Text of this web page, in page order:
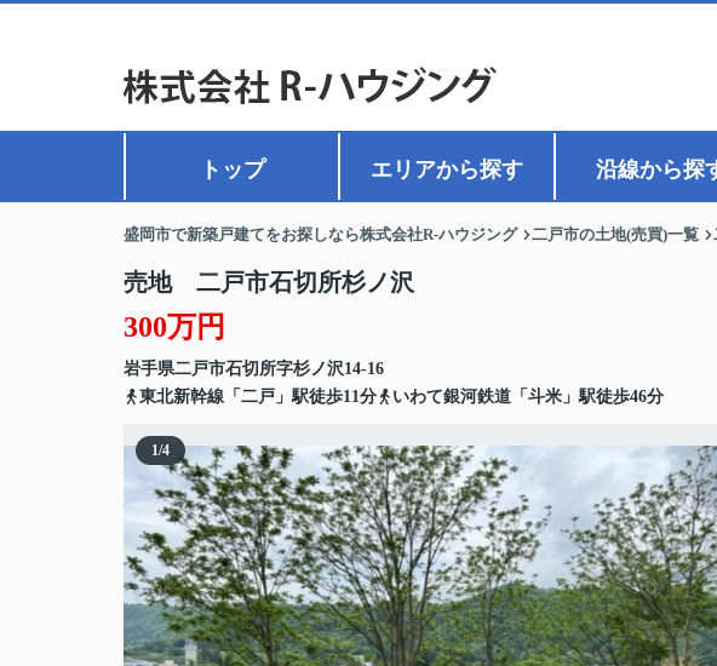
トップ エリアから探す 沿線から探
盛岡市で新築戸建てをお探しなら株式会社R-ハウジング 二戸市の土地(売買)一覧
売地 二戸市石切所杉ノ沢
300万円
岩手県二戸市石切所字杉ノ沢14-16
東北新幹線「二戸」駅徒歩11分
いわて銀河鉄道「斗米」駅徒歩46分
1/4